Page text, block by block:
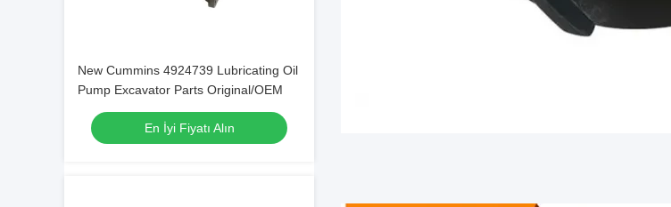
New Cummins 4924739 Lubricating Oil
Pump Excavator Parts Original/OEM
En İyi Fiyatı Alın